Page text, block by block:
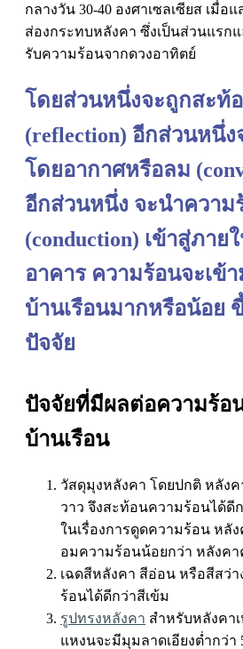
กลางวัน 30-40 องศาเซลเซียส เมื่อ
ส่องกระทบหลังคา ซึ่งเป็นส่วนแรก
รับความร้อนจากดวงอาทิตย์
โดยส่วนหนึ่งจะถูกสะท้
(reflection) อีกส่วนหนึ่
โดยอากาศหรือลม
อีกส่วนหนึ่ง จะนำความ
(conduction) เข้าสู่ภาย
อาคาร ความร้อนจะเข้
บ้านเรือนมากหรือน้อย
ปัจจัย
ปัจจัยที่มีผลต่อความร้อ
บ้านเรือน
วัสดุมุงหลังคา โดยปกติ หลัง
วาว จึงสะท้อนความร้อนได้ดี
ในเรื่องการดูดความร้อน หลัง
อมความร้อนน้อยกว่า หลังค
เฉดสีหลังคา สีอ่อน หรือสีสว่า
ร้อนได้ดีกว่าสีเข้ม
รูปทรงหลังคา สำหรับหลังคา
แหงนจะมีมุมลาดเอียงต่ำกว่า